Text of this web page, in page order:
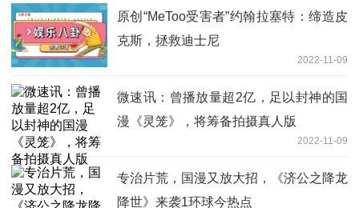
原创“MeToo受害者”约翰拉塞特：缔造皮
克斯，拯救迪士尼
2022-11-09
微速讯：曾播放量超2亿，足以封神的国
漫《灵笼》，将筹备拍摄真人版
2022-11-09
专治片荒，国漫又放大招，《济公之降龙
降世》来袭1环球今热点